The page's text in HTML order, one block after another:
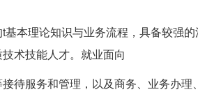
本理论知识与业务流程，具备较强
术技能人才。就业面向
待服务和管理，以及商务、业务办理